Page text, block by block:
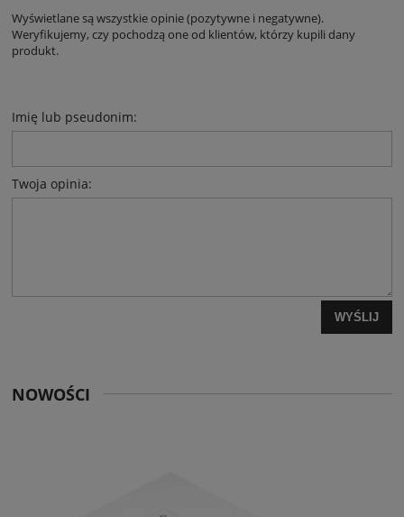
Wyświetlane są wszystkie opinie (pozytywne i negatywne).
Weryfikujemy, czy pochodzą one od klientów, którzy kupili dany
produkt.
Imię lub pseudonim:
Twoja opinia:
WYŚLIJ
NOWOŚCI